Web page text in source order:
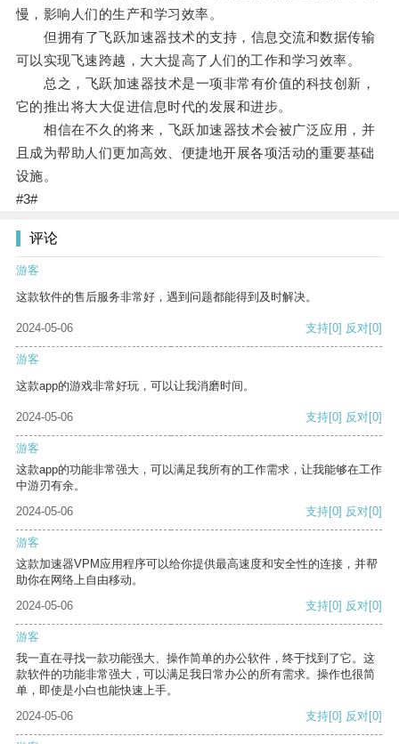
慢，影响人们的生产和学习效率。
但拥有了飞跃加速器技术的支持，信息交流和数据传输
可以实现飞速跨越，大大提高了人们的工作和学习效率。
总之，飞跃加速器技术是一项非常有价值的科技创新，
它的推出将大大促进信息时代的发展和进步。
相信在不久的将来，飞跃加速器技术会被广泛应用，并
且成为帮助人们更加高效、便捷地开展各项活动的重要基础
设施。
#3#
评论
游客
这款软件的售后服务非常好，遇到问题都能得到及时解决。
2024-05-06 支持[0] 反对[0]
游客
这款app的游戏非常好玩，可以让我消磨时间。
2024-05-06 支持[0] 反对[0]
游客
这款app的功能非常强大，可以满足我所有的工作需求，让我能够在工作
中游刃有余。
2024-05-06
支持[0] 反对[0]
游客
这款加速器VPM应用程序可以给你提供最高速度和安全性的连接，并帮
助你在网络上自由移动。
2024-05-06
支持[0] 反对[0]
游客
我一直在寻找一款功能强大、操作简单的办公软件，终于找到了它。这
款软件的功能非常强大，可以满足我日常办公的所有需求。操作也很简
单，即使是小白也能快速上手。
2024-05-06
支持[0] 反对[0]